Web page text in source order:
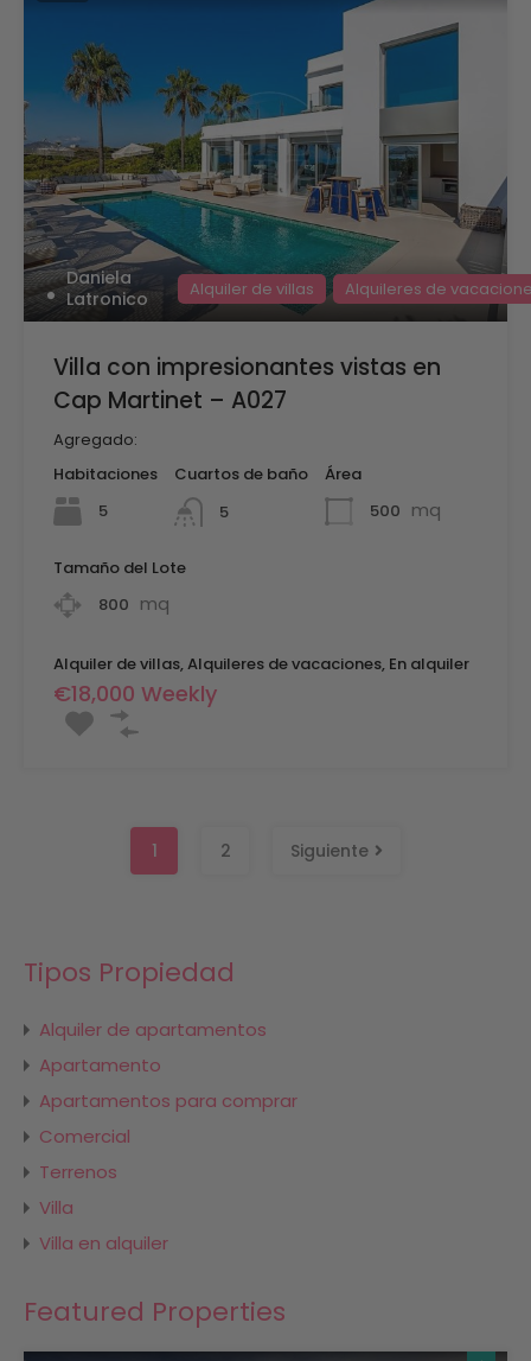
Daniela
Latronico
Alquiler de villas Alquileres de
Villa con impresionantes vistas en
Cap Martinet – A027
Agregado:
Habitaciones
5
Cuartos de baño
5
Área
500 mq
Tamaño del Lote
800 mq
Alquiler de villas, Alquileres de vacaciones, En alquiler
€18,000 Weekly
1 2 Siguiente
Tipos Propiedad
Alquiler de apartamentos
Apartamento
Apartamentos para comprar
Comercial
Terrenos
Villa
Villa en alquiler
Featured Properties